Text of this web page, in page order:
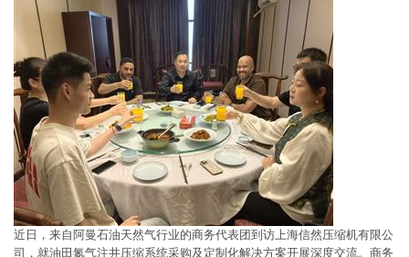
近日，来自阿曼石油天然气行业的商务代表团到访上海信然压缩机有限公
司，就油田氮气注井压缩系统采购及定制化解决方案开展深度交流。商务